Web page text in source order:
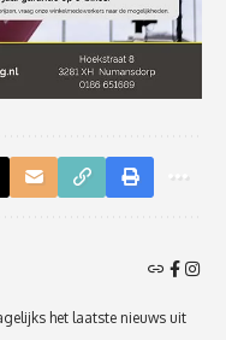
het laatste nieuws uit